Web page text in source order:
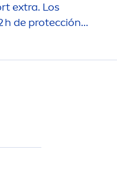
extra. Los
h de protección
tus axilas